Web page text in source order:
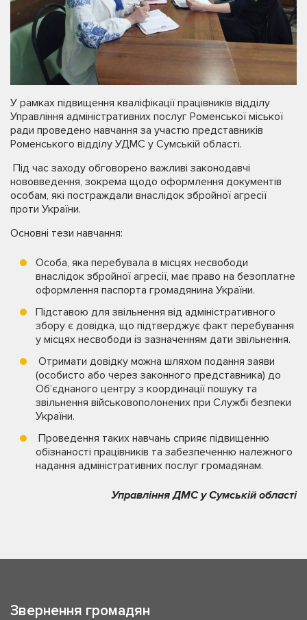
У рамках підвищення кваліфікації працівників відділу
Управління адміністративних послуг Роменської міської
ради проведено навчання за участю представників
Роменського відділу УДМС у Сумській області.
Під час заходу обговорено важливі законодавчі
нововведення, зокрема щодо оформлення документів
особам, які постраждали внаслідок збройної агресії
проти України.
Основні тези навчання:
Особа, яка перебувала в місцях несвободи
внаслідок збройної агресії, має право на безоплатне
оформлення паспорта громадянина України.
Підставою для звільнення від адміністративного
збору є довідка, що підтверджує факт перебування
у місцях несвободи із зазначенням дати звільнення.
Отримати довідку можна шляхом подання заяви
(особисто або через законного представника) до
Об’єднаного центру з координації пошуку та
звільнення військовополонених при Службі безпеки
України.
Проведення таких навчань сприяє підвищенню
обізнаності працівників та забезпеченню належного
надання адміністративних послуг громадянам.
Управління ДМС у Сумській області
Звернення громадян